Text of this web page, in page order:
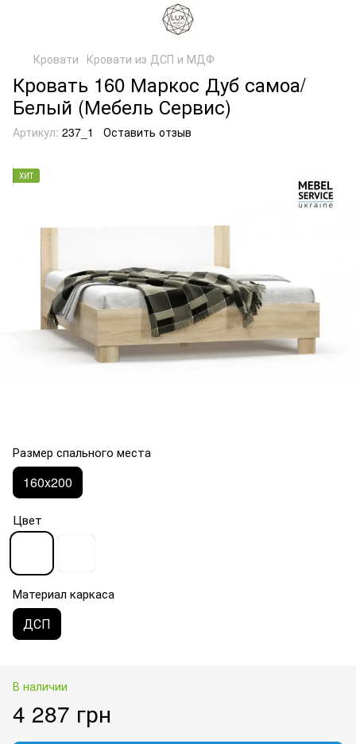
Кровати Кровати из ДСП и МДФ
Кровать 160 Маркос Дуб самоа/
Белый (Мебель Сервис)
Артикул: 237_1 Оставить отзыв
ХИТ
Размер спального места
160x200
Цвет
Материал каркаса
ДСП
В наличии
4 287 грн